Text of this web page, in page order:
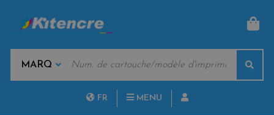
MARQUES
CLÉS
FR MENU